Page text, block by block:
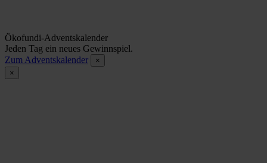
Ökofundi-Adventskalender
Jeden Tag ein neues Gewinnspiel.
Zum Adventskalender
×
×